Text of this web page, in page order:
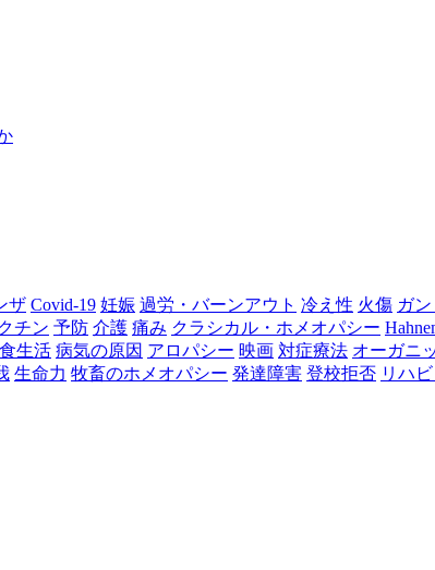
ザ Covid-19 妊娠 過労・バーンアウト 冷え性 火傷 ガ
チン 予防 介護 痛み クラシカル・ホメオパシー
生活 病気の原因 アロパシー 映画 対症療法 オーガニ
生命力 牧畜のホメオパシー 発達障害 登校拒否 リハ